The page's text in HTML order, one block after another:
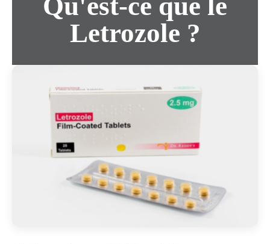
Qu'est-ce que le
Letrozole ?